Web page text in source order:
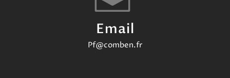
Email
pf@comben.fr